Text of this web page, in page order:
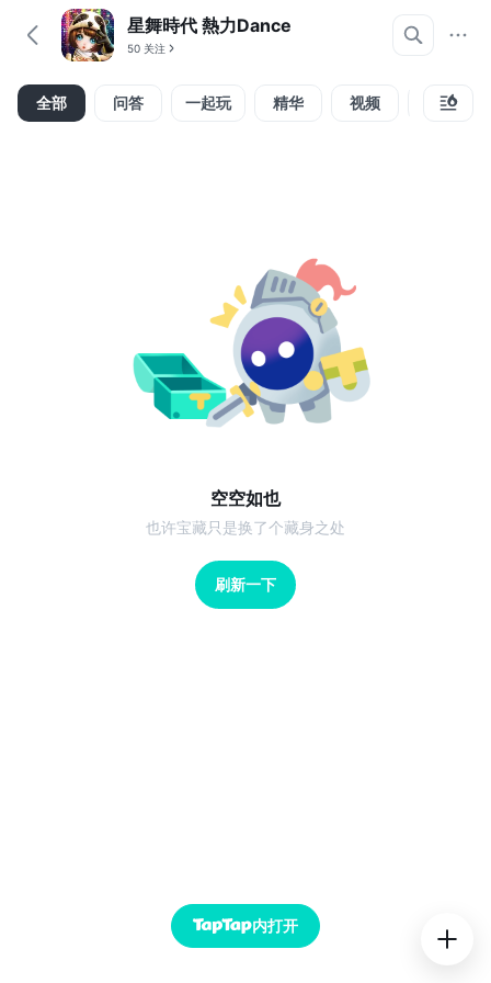
星舞時代 熱力Dance
50 关注
全部 问答 一起玩 精华 视频 攻略
空空如也
也许宝藏只是换了个藏身之处
刷新一下
内打开